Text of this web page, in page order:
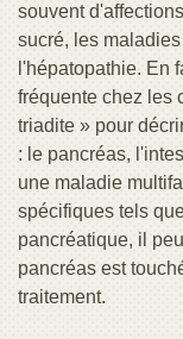
souvent
sucré, les
l'hépatopathie. En
fréquente chez les
triadite » pour
: le pancréas,
une maladie
spécifiques tels
pancréatique, il
pancréas est
traitement.